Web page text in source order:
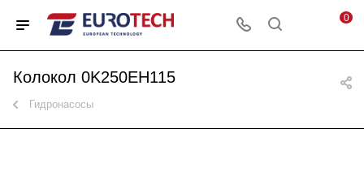
0
Колокол 0K250EH115
Гидронасосы